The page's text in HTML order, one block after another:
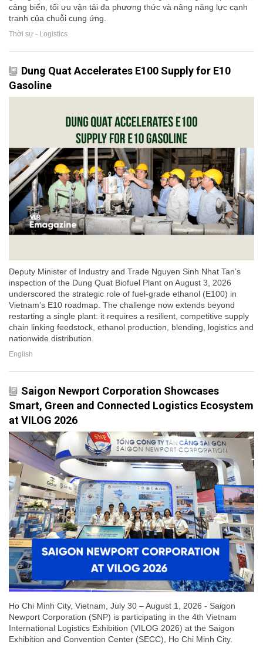
cảng biển, tối ưu vận tải đa phương thức và nâng năng lực cạnh
tranh của chuỗi cung ứng.
Thời sự - Logistics
Dung Quat Accelerates E100 Supply for E10
Gasoline
Deputy Minister of Industry and Trade Nguyen Sinh Nhat Tan’s
inspection of the Dung Quat Biofuel Plant on August 3, 2026
underscored the strategic role of fuel-grade ethanol (E100) in
Vietnam’s E10 roadmap. The challenge now extends beyond
restarting a single plant: it requires a resilient, competitive supply
chain linking feedstock, ethanol production, blending, logistics and
nationwide distribution.
English
Saigon Newport Corporation Showcases
Smart, Green and Connected Logistics Ecosystem
at VILOG 2026
Ho Chi Minh City, Vietnam, July 30 – August 1, 2026 - Saigon
Newport Corporation (SNP) is participating in the 4th Vietnam
International Logistics Exhibition (VILOG 2026) at the Saigon
Exhibition and Convention Center (SECC), Ho Chi Minh City.